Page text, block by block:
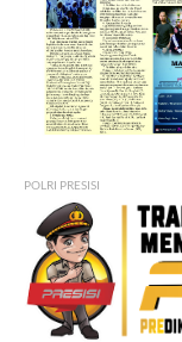
POLRI PRESISI